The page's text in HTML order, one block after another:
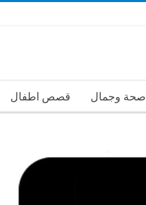
صحة وجمال قصص اطفال